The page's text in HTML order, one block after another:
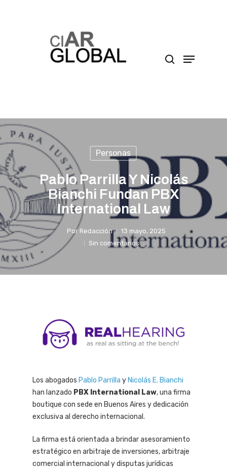
Presione enter para buscar o ESC para cerrar
Personas
Pablo Parrilla Y Nicolás
Bianchi Fundan PBX
International Law
Por Redacción
13 mayo, 2025
Sin comentarios
Los abogados Pablo Parrilla y Nicolás E. Bianchi
han lanzado PBX International Law, una firma
boutique con sede en Buenos Aires y dedicación
exclusiva al derecho internacional.
La firma está orientada a brindar asesoramiento
estratégico en arbitraje de inversiones, arbitraje
comercial internacional y disputas jurídicas